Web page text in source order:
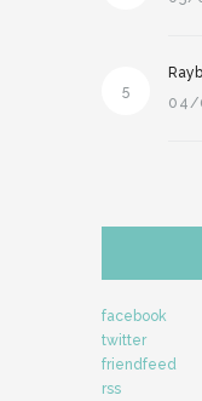
5
04/
facebook
twitter
friendfeed
rss